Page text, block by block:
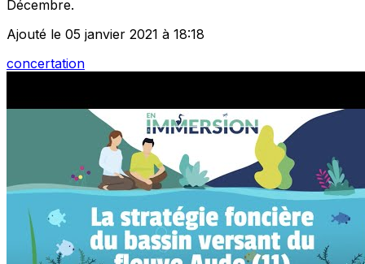
Décembre.
Ajouté le 05 janvier 2021 à 18:18
concertation